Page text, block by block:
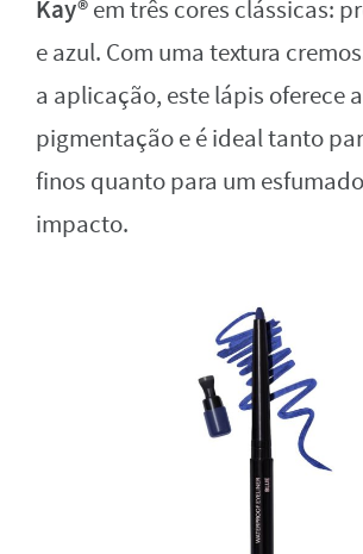
Kay®em três cores clássicas:
e azul. Com uma textura
a aplicação, este lápis oferece
pigmentação e é ideal tanto
finos quanto para um
impacto.